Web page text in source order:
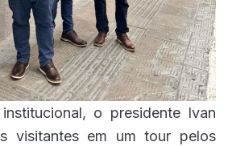
o presidente Ivan
visitantes em um tour pelos